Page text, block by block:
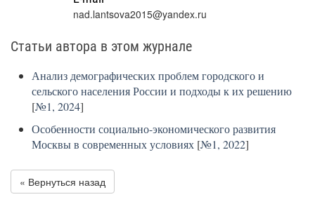
nad.lantsova2015@yandex.ru
Статьи автора в этом журнале
Анализ демографических проблем городского и
сельского населения России и подходы к их решению
[№1, 2024]
Особенности социально-экономического развития
Москвы в современных условиях [№1, 2022]
« Вернуться назад